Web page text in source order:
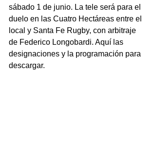
sábado 1 de junio. La tele será para el
duelo en las Cuatro Hectáreas entre el
local y Santa Fe Rugby, con arbitraje
de Federico Longobardi. Aquí las
designaciones y la programación para
descargar.